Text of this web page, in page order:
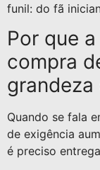
funil: do fã
Por que
compra
Quando se fala
de exigência
é preciso